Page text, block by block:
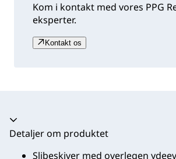
Kom i kontakt med vores PPG
eksperter.
Kontakt os
Harmonika kollapset
Detaljer om produktet
Slibeskiver med overlegen